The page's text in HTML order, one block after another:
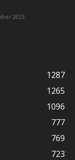
2023
1287
1265
1096
777
769
723